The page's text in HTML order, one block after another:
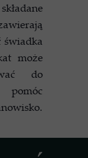
świadka
może
do
pomóc